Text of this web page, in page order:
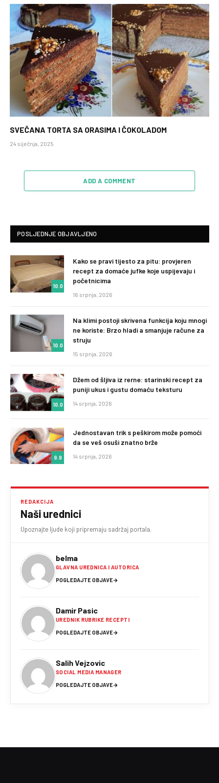
SVEČANA TORTA SA ORASIMA I ČOKOLADOM
24 siječnja, 2025
ADD A COMMENT
POSLJEDNJE OBJAVLJENO
10.0
Kako se pravi tijesto za pitu: provjeren
recept za domaće jufke koje uspijevaju i
početnicima
16 srpnja, 2026
10.0
Na klimi postoji skrivena funkcija koju mnogi
ne koriste: Brzo hladi a smanjuje račune za
struju
15 srpnja, 2026
10.0
Džem od šljiva iz rerne: starinski recept za
puniji ukus i gustu domaću teksturu
14 srpnja, 2026
9.9
Jednostavan trik s peškirom može pomoći
da se veš osuši znatno brže
14 srpnja, 2026
REDAKCIJA
Naši urednici
Upoznajte ljude koji pripremaju sadržaj portala.
belma
GLAVNA UREDNICA I AUTORICA
POGLEDAJTE OBJAVE→
Damir Pasic
UREDNIK RUBRIKE RECEPTI
POGLEDAJTE OBJAVE→
Salih Vejzovic
SOCIAL MEDIA MANAGER
POGLEDAJTE OBJAVE→